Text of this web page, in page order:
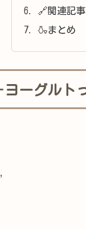
🔗関連記事
🍶まとめ
ヨーグルト